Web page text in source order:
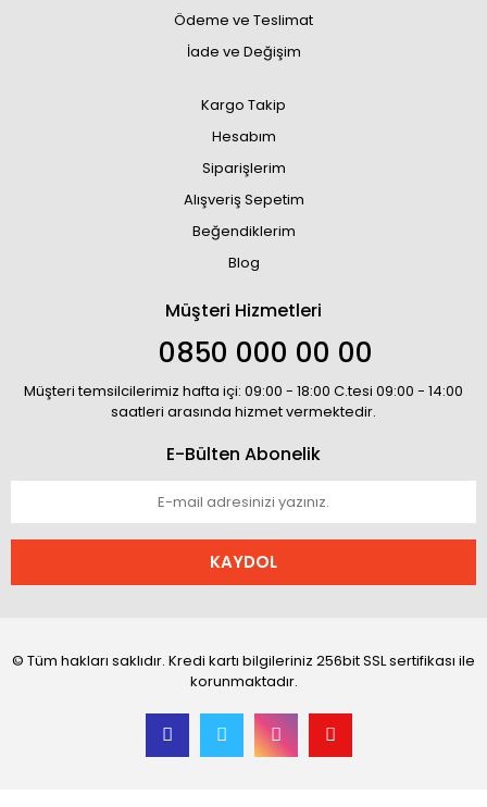
Ödeme ve Teslimat
İade ve Değişim
Kargo Takip
Hesabım
Siparişlerim
Alışveriş Sepetim
Beğendiklerim
Blog
Müşteri Hizmetleri
0850 000 00 00
Müşteri temsilcilerimiz hafta içi: 09:00 - 18:00 C.tesi 09:00 - 14:00
saatleri arasında hizmet vermektedir.
E-Bülten Abonelik
KAYDOL
© Tüm hakları saklıdır. Kredi kartı bilgileriniz 256bit SSL sertifikası ile
korunmaktadır.